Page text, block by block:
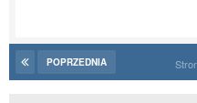
POPRZEDNIA